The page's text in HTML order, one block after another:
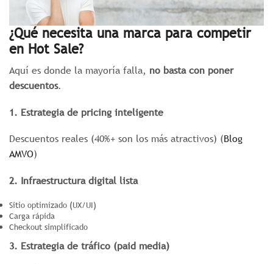
¿Qué necesita una marca para competir
en Hot Sale?
Aquí es donde la mayoría falla, no basta con poner
descuentos.
1. Estrategia de pricing inteligente
Descuentos reales (40%+ son los más atractivos) (Blog
AMVO)
2. Infraestructura digital lista
Sitio optimizado (UX/UI)
Carga rápida
Checkout simplificado
3. Estrategia de tráfico (paid media)